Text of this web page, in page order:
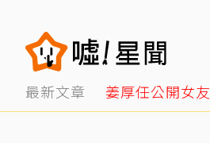
最新文章 姜厚任公開女友